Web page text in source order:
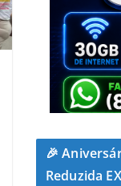
🎉
Reduzida